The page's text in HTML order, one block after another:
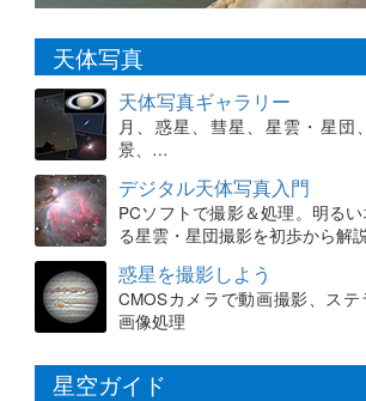
天体写真
天体写真ギャラリー
月、惑星、彗星、星雲・星団
景、…
デジタル天体写真入門
PCソフトで撮影＆処理。明る
る星雲・星団撮影を初歩から解説
惑星を撮影しよう
CMOSカメラで動画撮影、ス
画像処理
星空ガイド